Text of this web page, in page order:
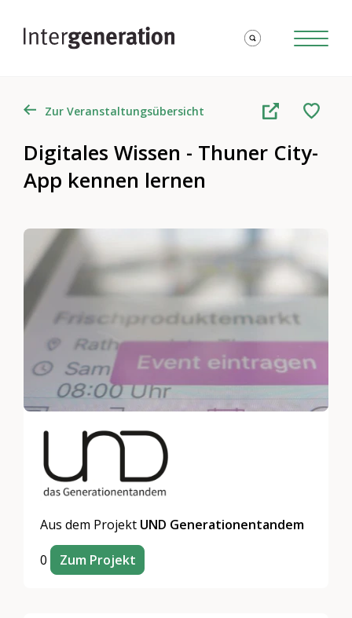
Zur Veranstaltungsübersicht
Digitales Wissen - Thuner City-
App kennen lernen
Aus dem Projekt UND Generationentandem
0 Zum Projekt